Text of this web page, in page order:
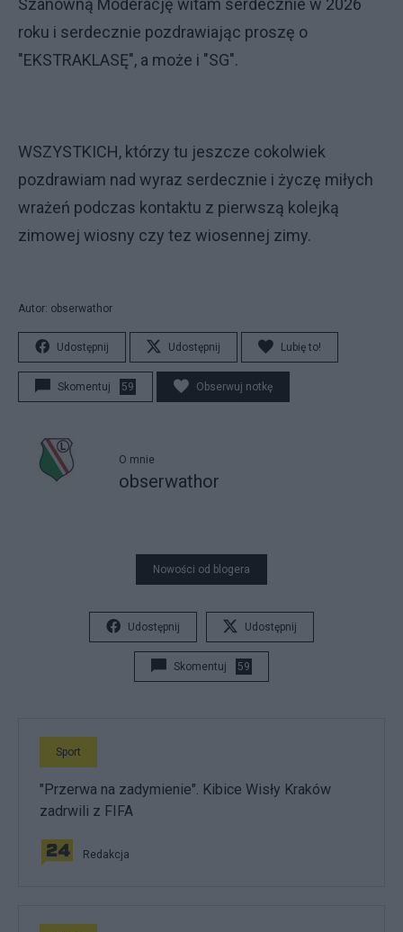
Szanowną Moderację witam serdecznie w 2026
roku i serdecznie pozdrawiając proszę o
"EKSTRAKLASĘ", a może i "SG".
WSZYSTKICH, którzy tu jeszcze cokolwiek
pozdrawiam nad wyraz serdecznie i życzę miłych
wrażeń podczas kontaktu z pierwszą kolejką
zimowej wiosny czy tez wiosennej zimy.
Autor: obserwathor
Udostępnij Udostępnij Lubię to!
Skomentuj 59 Obserwuj notkę
O mnie
obserwathor
Nowości od blogera
Udostępnij Udostępnij
Skomentuj 59
Sport
"Przerwa na zadymienie". Kibice Wisły Kraków
zadrwili z FIFA
Redakcja